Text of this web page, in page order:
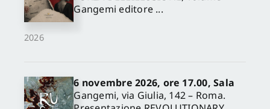
2026
Gangemi editore ...
6 novembre 2026, ore 17.00, Sala
Gangemi, via Giulia, 142 – Roma.